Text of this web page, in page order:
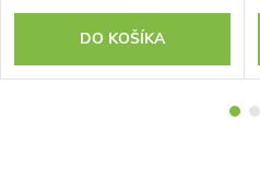
DO KOŠÍKA